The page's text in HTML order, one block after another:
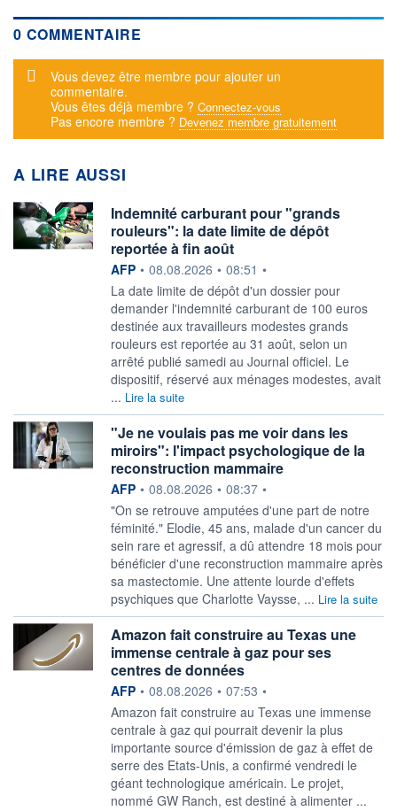
0 COMMENTAIRE
Message d'alerte
Vous devez être membre pour ajouter un
commentaire.
Vous êtes déjà membre ? Connectez-vous
Pas encore membre ? Devenez membre gratuitement
A LIRE AUSSI
Indemnité carburant pour "grands
rouleurs": la date limite de dépôt
reportée à fin août
information fournie par
AFP • 08.08.2026 • 08:51 •
La date limite de dépôt d'un dossier pour
demander l'indemnité carburant de 100 euros
destinée aux travailleurs modestes grands
rouleurs est reportée au 31 août, selon un
arrêté publié samedi au Journal officiel. Le
dispositif, réservé aux ménages modestes, avait
... Lire la suite
"Je ne voulais pas me voir dans les
miroirs": l'impact psychologique de la
reconstruction mammaire
information fournie par
AFP • 08.08.2026 • 08:37 •
"On se retrouve amputées d'une part de notre
féminité." Elodie, 45 ans, malade d'un cancer du
sein rare et agressif, a dû attendre 18 mois pour
bénéficier d'une reconstruction mammaire après
sa mastectomie. Une attente lourde d'effets
psychiques que Charlotte Vaysse, ... Lire la suite
Amazon fait construire au Texas une
immense centrale à gaz pour ses
centres de données
information fournie par
AFP • 08.08.2026 • 07:53 •
Amazon fait construire au Texas une immense
centrale à gaz qui pourrait devenir la plus
importante source d'émission de gaz à effet de
serre des Etats-Unis, a confirmé vendredi le
géant technologique américain. Le projet,
nommé GW Ranch, est destiné à alimenter ...